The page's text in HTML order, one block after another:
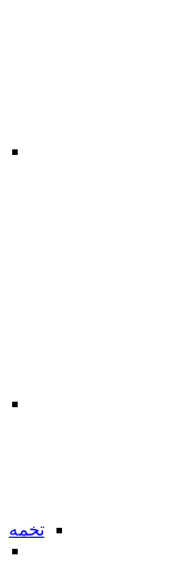
تخمه